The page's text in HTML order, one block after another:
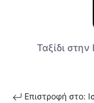
Ταξίδι
Επιστροφή στο: